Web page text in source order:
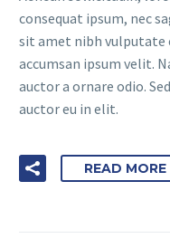
consequat ipsum, nec
sit amet nibh vulputate
accumsan ipsum velit.
auctor a ornare odio.
auctor eu in elit.
READ MORE